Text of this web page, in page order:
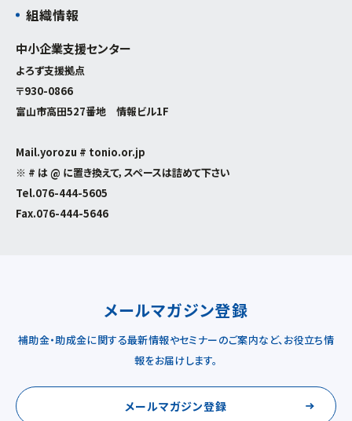
組織情報
中小企業支援センター
よろず支援拠点
〒930-0866
富山市高田527番地 情報ビル1F
Mail.yorozu # tonio.or.jp
※ # は @ に置き換えて，スペースは詰めて下さい
Tel.076-444-5605
Fax.076-444-5646
メールマガジン登録
補助金・助成金に関する最新情報やセミナーのご案内など、お役立ち情
報をお届けします。
メールマガジン登録